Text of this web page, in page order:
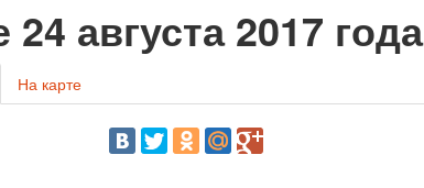
августа 2017 года
На карте